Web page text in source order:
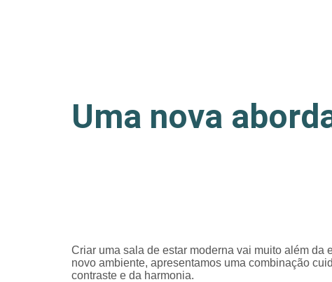
Uma nova
Criar uma sala de estar moderna vai muito além
novo ambiente, apresentamos uma combinação
contraste e da harmonia.